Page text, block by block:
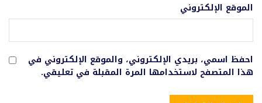
الموقع الإلكتروني
احفظ اسمي، بريدي الإلكتروني، والموقع الإلكتروني في
هذا المتصفح لاستخدامها المرة المقبلة في تعليقي.